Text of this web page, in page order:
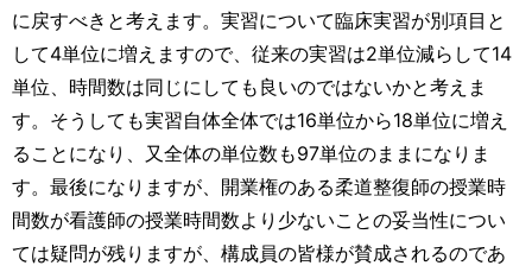
に戻すべきと考えます。実習について臨床実習が別項目と
して4単位に増えますので、従来の実習は2単位減らして14
単位、時間数は同じにしても良いのではないかと考えま
す。そうしても実習自体全体では16単位から18単位に増え
ることになり、又全体の単位数も97単位のままになりま
す。最後になりますが、開業権のある柔道整復師の授業時
間数が看護師の授業時間数より少ないことの妥当性につい
ては疑問が残りますが、構成員の皆様が賛成されるのであ